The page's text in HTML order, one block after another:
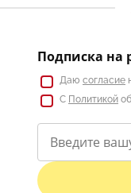
Подписка на
Даю согласие
С Политикой